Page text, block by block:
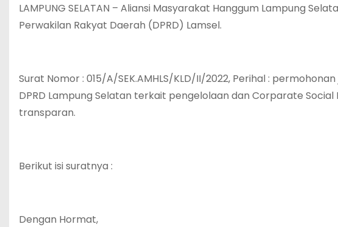
LAMPUNG SELATAN – Aliansi Masyarakat Hanggum Lampung
Perwakilan Rakyat Daerah (DPRD) Lamsel.
Surat Nomor : 015/A/SEK.AMHLS/KLD/II/2022, Perihal :
DPRD Lampung Selatan terkait pengelolaan dan Corparate Social
transparan.
Berikut isi suratnya :
Dengan Hormat,